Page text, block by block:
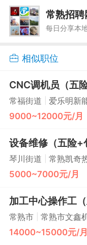
常熟招
每日分享本
相似职位
CNC调机员（五
常福街道 爱乐明新
9000~12000元/月
设备维修（五险+
琴川街道
常熟凯奇
5000~7000元/月
加工中心操作工
常熟市
常熟市文鑫
14000~15000元/月